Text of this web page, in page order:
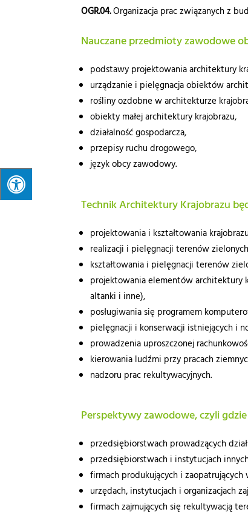
OGR.04.Organizacja prac związanych z
Nauczane przedmioty zawodowe
podstawy projektowania architektury
urządzanie i pielęgnacja obiektów
rośliny ozdobne w architekturze
obiekty małej architektury krajobrazu,
działalność gospodarcza,
przepisy ruchu drogowego,
język obcy zawodowy.
Technik Architektury Krajobrazu
projektowania i kształtowania
realizacji i pielęgnacji terenów
kształtowania i pielęgnacji terenów
projektowania elementów architektury
altanki i inne),
posługiwania się programem
pielęgnacji i konserwacji istniejących i
prowadzenia uproszczonej
kierowania ludźmi przy pracach
nadzoru prac rekultywacyjnych.
Perspektywy zawodowe, czyli
przedsiębiorstwach prowadzących
przedsiębiorstwach i instytucjach
firmach produkujących i
urzędach, instytucjach i organizacjach
firmach zajmujących się rekultywacją